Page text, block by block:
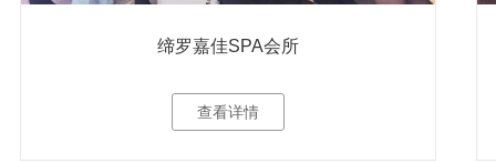
缔罗嘉佳SPA会所
查看详情